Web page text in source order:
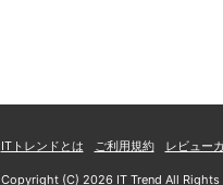
ITトレンドとは ご利用規約 レビュー
Copyright (C) 2026 IT Trend All Rights